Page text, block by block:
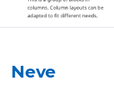
Neve